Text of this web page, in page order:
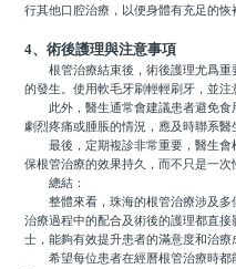
行其他口腔治療，以便身體有充足的恢
4、術後護理與注意事項
根管治療結束後，術後護理尤爲重
的發生。使用軟毛牙刷輕輕刷牙，並注
此外，醫生通常會建議患者避免食
劇烈疼痛或腫脹的情況，應及時聯系醫
最後，定期複診非常重要，醫生會
保根管治療的效果持久，而不只是一次
總結：
整體來看，珠海的根管治療涉及多
治療過程中的配合及術後的護理都直
士，能夠有效提升患者的滿意度和治療
希望每位患者在經曆根管治療時都